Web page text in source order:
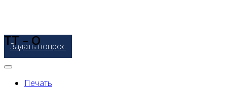
Задать вопрос
ТТ – О
Печать